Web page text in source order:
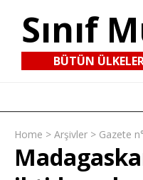
Sınıf
BÜTÜN
Home > Arşivler > Gazete